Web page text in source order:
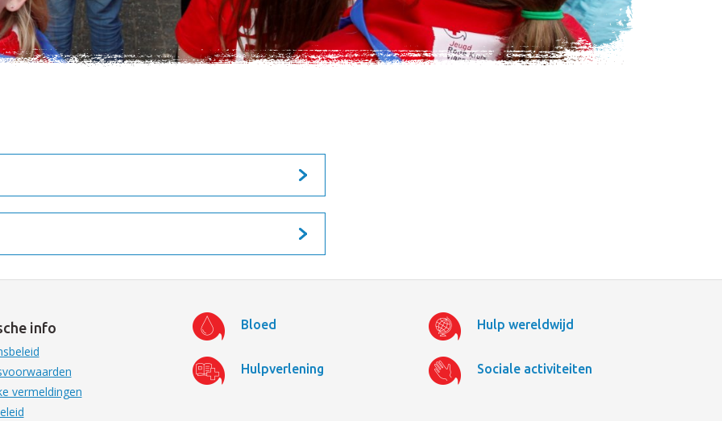
info
vermeldingen
Bloed Hulp wereldwijd
Hulpverlening Sociale activiteiten